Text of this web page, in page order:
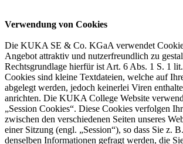
Verwendung von Cookies
Die KUKA SE & Co. KGaA verwendet
Angebot attraktiv und nutzerfreundlich zu
Rechtsgrundlage hierfür ist Art. 6 Abs. 1 S. 1
Cookies sind kleine Textdateien, welche auf
abgelegt werden, jedoch keinerlei Viren
anrichten. Die KUKA College Website
„Session Cookies“. Diese Cookies verfolgen
zwischen den verschiedenen Seiten unseres
einer Sitzung (engl. „Session“), so dass Sie z.
denselben Informationen gefragt werden, die